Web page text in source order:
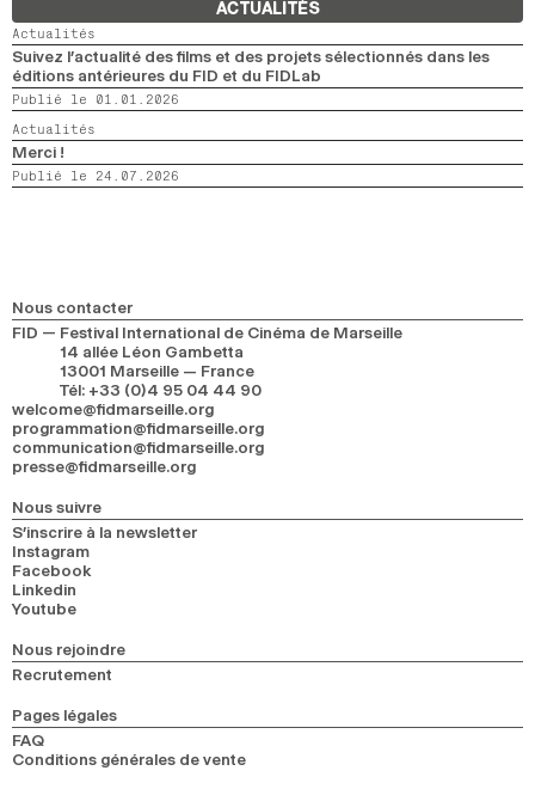
ACTUALITÉS
Actualités
Suivez l’actualité des films et des projets sélectionnés dans les
éditions antérieures du FID et du FIDLab
Publié le 01.01.2026
Actualités
Merci !
Publié le 24.07.2026
Nous contacter
FID — Festival International de Cinéma de Marseille
14 allée Léon Gambetta
13001 Marseille — France
Tél: +33 (0)4 95 04 44 90
welcome@fidmarseille.org
programmation@fidmarseille.org
communication@fidmarseille.org
presse@fidmarseille.org
Nous suivre
S’inscrire à la newsletter
Instagram
Facebook
Linkedin
Youtube
Nous rejoindre
Recrutement
Pages légales
FAQ
Conditions générales de vente